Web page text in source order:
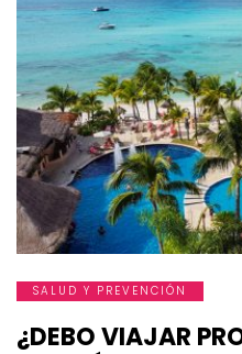
SALUD Y PREVENCIÓN
¿DEBO VIAJAR